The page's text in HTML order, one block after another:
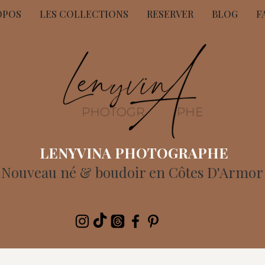
LES COLLECTIONS RESERVER BLOG
LENYVINA PHOTOGRAPHE
Nouveau né & boudoir en Côtes